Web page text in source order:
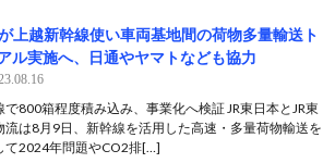
上越新幹線使い車両基地間の荷物多量輸送ト
ル実施へ、日通やヤマトなども協力
で800箱程度積み込み、事業化へ検証 JR東日本とJR東
流は8月9日、新幹線を活用した高速・多量荷物輸送を
て2024年問題やCO2排[…]